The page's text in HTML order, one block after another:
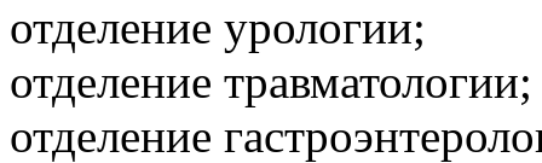
отделение урологии;
отделение травматологии;
отделение